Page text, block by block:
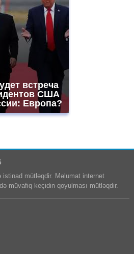
встреча
США
Европа?
mütləqdir. Məlumat internet
müvafiq keçidin qoyulması mütləqdir.